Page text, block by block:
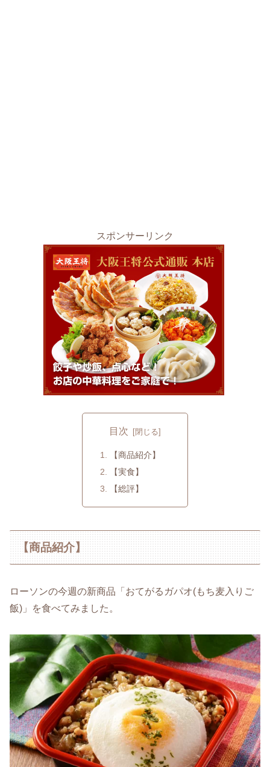
スポンサーリンク
目次
【商品紹介】
【実食】
【総評】
【商品紹介】
ローソンの今週の新商品「おてがるガパオ(もち麦入りご
飯)」を食べてみました。